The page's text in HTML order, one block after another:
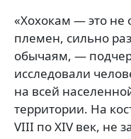
«Хохокам — это
племен, сильно
обычаям, —
исследовали
на всей
территории. На
VIII по XIV век, не